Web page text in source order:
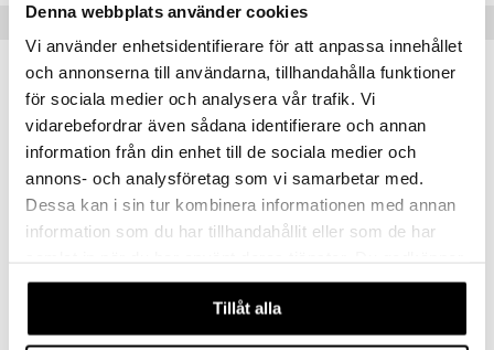
Denna webbplats använder cookies
Vi använder enhetsidentifierare för att anpassa innehållet
och annonserna till användarna, tillhandahålla funktioner
för sociala medier och analysera vår trafik. Vi
vidarebefordrar även sådana identifierare och annan
information från din enhet till de sociala medier och
annons- och analysföretag som vi samarbetar med.
Dessa kan i sin tur kombinera informationen med annan
information som du har tillhandahållit eller som de har
våra cookies vid fortsatt användande av vår webbplats.
Tillåt alla
Vinkkejä sinulle